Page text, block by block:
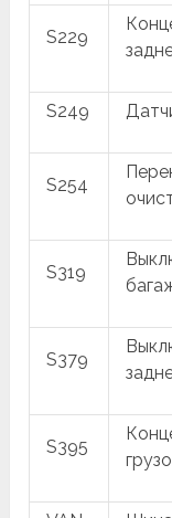
S229
S249
S254
S319
S379
S395